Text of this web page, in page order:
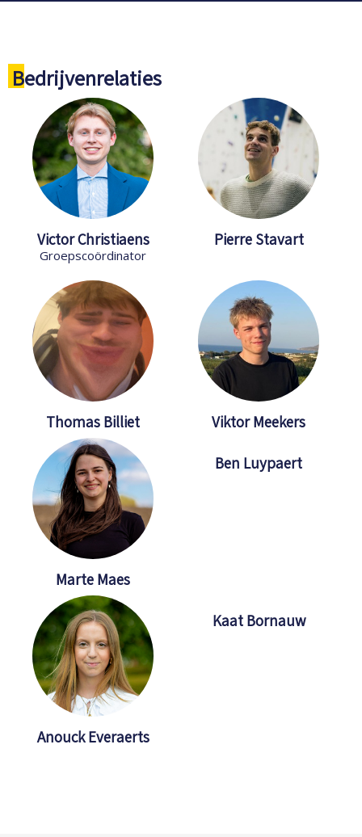
Bedrijvenrelaties
Victor Christiaens
Groepscoördinator
Pierre Stavart
Thomas Billiet Viktor Meekers
Marte Maes
Ben Luypaert
Anouck Everaerts
Kaat Bornauw